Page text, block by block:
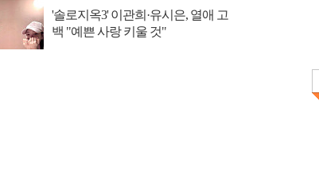
'솔로지옥3' 이관희·유시은, 열애 고
백 "예쁜 사랑 키울 것"